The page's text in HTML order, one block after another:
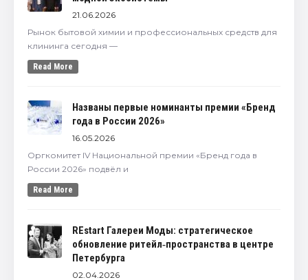
21.06.2026
Рынок бытовой химии и профессиональных средств для
клининга сегодня —
Read More
Названы первые номинанты премии «Бренд
года в России 2026»
16.05.2026
Оргкомитет IV Национальной премии «Бренд года в
России 2026» подвёл и
Read More
REstart Галереи Моды: стратегическое
обновление ритейл‑пространства в центре
Петербурга
02.04.2026